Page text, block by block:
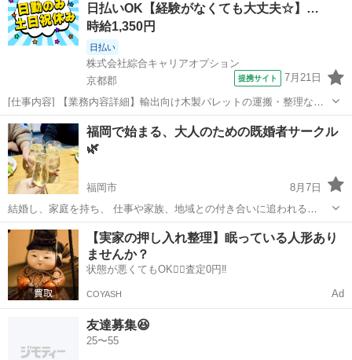
す。☺️ ✳️営業、勧誘などの目的は...日払いOK【経験がなくても大丈夫☆】…
時給1,350円
日払い
株式会社綜合キャリアオプション
京都郡
提携サイト 7月21日
[仕事内容] 【業務内容詳細】輸出向け木製パレットの運搬・整理など
の付随作業フォークリフトを使用した入出庫・運搬作業(資格保有者)
また、 作業木材のカット、 釘打ち、 などの製造業務※未経験の方で
も、 作業は先輩社員が丁寧...
福岡 京都郡 工場
福岡で始まる、大人のための既婚者サークル
🌿
福岡市
8月7日
結婚し、家庭を持ち、 仕事や家族、地域との付き合いに追われる
日々。 そんな中で、 「自分の気持ちを落ち着いて話せる場所が減っ
た」 そう感じることはありませんか？ この【福岡既婚者サークル】
は、 同じ立場の既婚...
福岡 福岡市 友達
【実家の押し入れ整理】眠っている人形あり
ませんか？
状態が悪くてもOK🙆‍♀️査定0円‼️
COYASH Ad
友達募集😆
25〜55